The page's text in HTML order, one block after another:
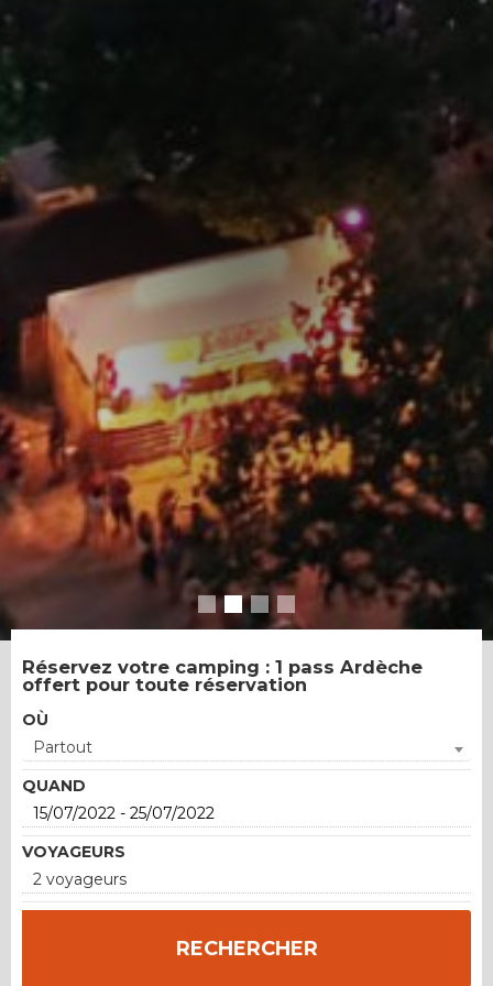
Réservez votre camping : 1 pass Ardèche
offert pour toute réservation
OÙ
Partout
QUAND
VOYAGEURS
2 voyageurs